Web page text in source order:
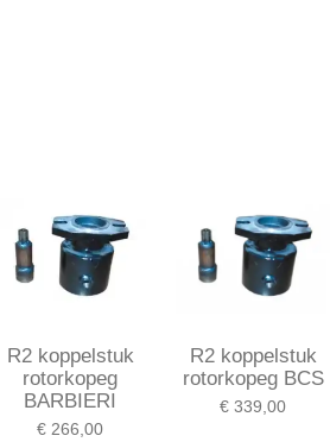
R2 koppelstuk
rotorkopeg
BARBIERI
€ 266,00
R2 koppelstuk
rotorkopeg BCS
€ 339,00